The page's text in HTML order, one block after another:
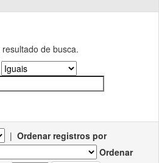
de busca.
| Ordenar registros por
Ordenar